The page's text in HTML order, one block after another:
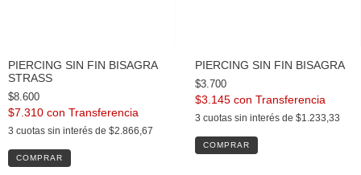
PIERCING SIN FIN BISAGRA
STRASS
$8.600
$7.310 con
3 cuotas sin interés de $2.866,67
PIERCING SIN FIN BISAGRA
$3.700
$3.145 con
3 cuotas sin interés de $1.233,33
COMPRAR